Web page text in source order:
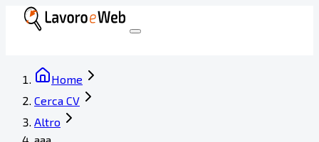
Home
Cerca CV
Altro